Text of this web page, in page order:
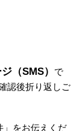
（SMS）
で
認後折り返しご
」 をお伝えくだ